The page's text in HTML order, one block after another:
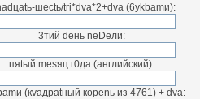
шectь/tri*dva*2+dva (6ykbamи):
3тий deнь neDeли:
пяtый mesяц г0дa (английский):
(кvaдраtный коpenь из 4761) + dva: